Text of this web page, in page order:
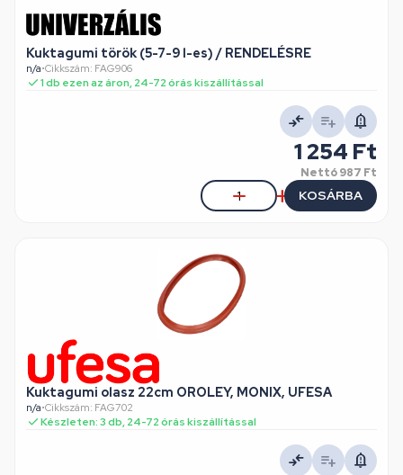
Kuktagumi török (5-7-9 l-es) / RENDELÉSRE
n/a•Cikkszám: FAG906
1 db ezen az áron, 24-72 órás kiszállítással
1 254 Ft
Nettó987 Ft
KOSÁRBA
Kuktagumi olasz 22cm OROLEY, MONIX, UFESA
n/a•Cikkszám: FAG702
Készleten: 3 db, 24-72 órás kiszállítással